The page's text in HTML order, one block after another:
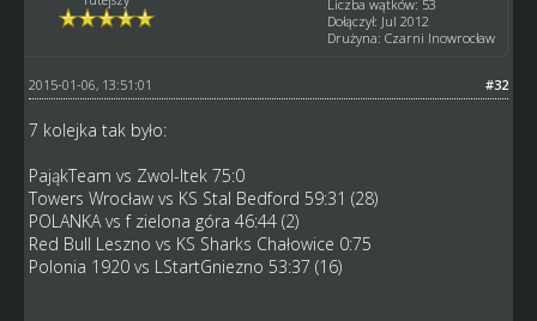
Liczba wątków: 53
Dołączył: Jul 2012
Drużyna: Czarni Inowrocław
#32
2015-01-06, 13:51:01
7 kolejka tak było:
PająkTeam vs Zwol-Itek 75:0
Towers Wrocław vs KS Stal Bedford 59:31 (28)
POLANKA vs f zielona góra 46:44 (2)
Red Bull Leszno vs KS Sharks Chałowice 0:75
Polonia 1920 vs LStartGniezno 53:37 (16)